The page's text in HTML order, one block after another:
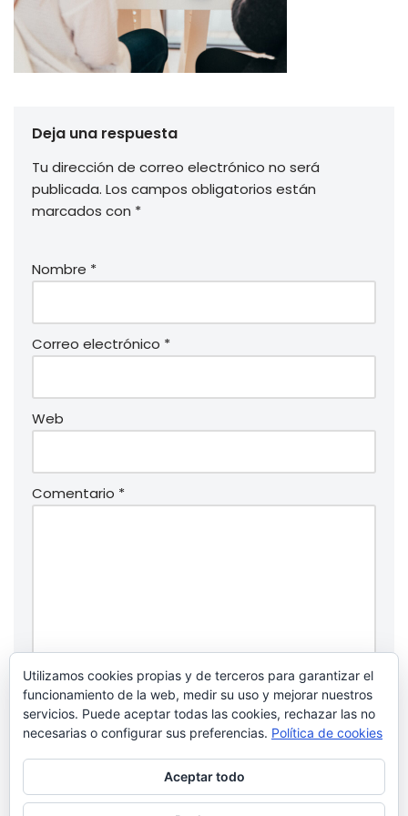
Deja una respuesta
Tu dirección de correo electrónico no será
publicada. Los campos obligatorios están
marcados con *
Nombre *
Correo electrónico *
Web
Comentario *
Guarda mi nombre, correo electrónico y web en
este navegador para la próxima vez que
Utilizamos cookies propias y de terceros para garantizar el
funcionamiento de la web, medir su uso y mejorar nuestros
servicios. Puede aceptar todas las cookies, rechazar las no
necesarias o configurar sus preferencias. Política de cookies
Aceptar todo